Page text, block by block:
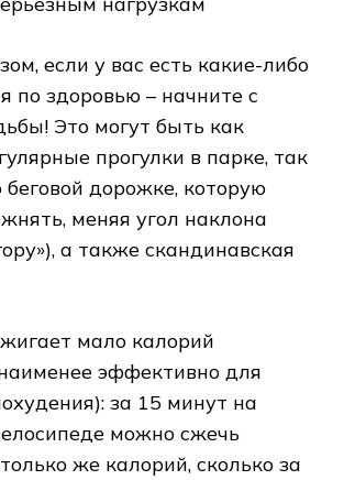
если у вас есть какие-либо
по здоровью – начните с
Это могут быть как
прогулки в парке, так
беговой дорожке, которую
меняя угол наклона
а также скандинавская
мало калорий
эффективно для
за 15 минут на
можно сжечь
же калорий, сколько за